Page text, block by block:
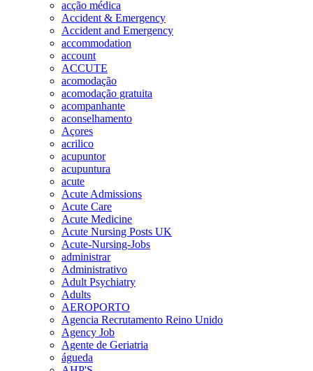
acção médica
Accident & Emergency
Accident and Emergency
accommodation
account
ACCUTE
acomodação
acomodação gratuita
acompanhante
aconselhamento
Açores
acrilico
acupuntor
acupuntura
acute
Acute Admissions
Acute Care
Acute Medicine
Acute Nursing Posts UK
Acute-Nursing-Jobs
administrar
Administrativo
Adult Psychiatry
Adults
AEROPORTO
Agencia Recrutamento Reino Unido
Agency Job
Agente de Geriatria
águeda